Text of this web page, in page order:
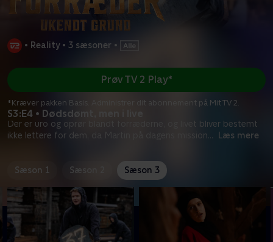
• Reality • 3 sæsoner •
S3:E4 • Dødsdømt, men i live
Der er uro og oprør blandt forræderne, og livet bliver bestemt
ikke lettere for dem, da Martin på dagens mission... Læs mere
Prøv TV 2 Play*
*Kræver pakken Basis. Administrer dit abonnement på Mit TV 2.
Sæson 1 Sæson 2 Sæson 3